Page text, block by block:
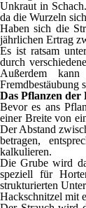
Unkraut in
da die Wurzeln
Haben sich die
jährlichen Ertrag
Es ist ratsam
durch
Außerdem
Fremdbestäubung
Das Pflanzen der
Bevor es ans
einer Breite von
Der Abstand
betragen,
kalkulieren.
Die Grube wird
speziell für
strukturierten
Hackschnitzel mit